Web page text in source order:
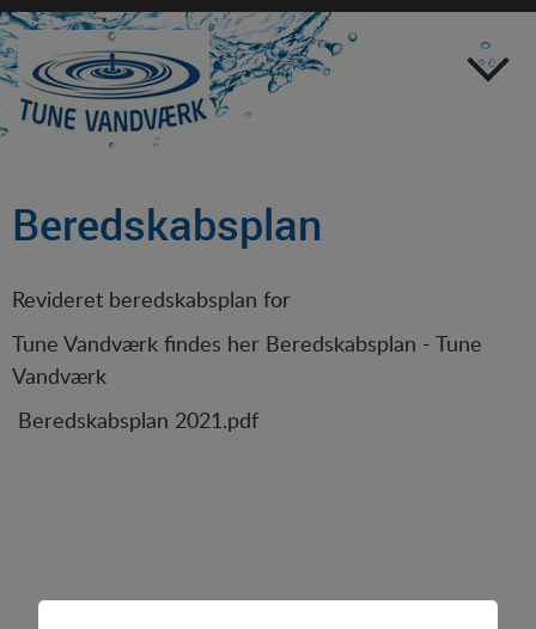
Selvbetjening
Vejledning
Flyttemeddelelser
Til- og framelding
SMS-tilmelding
Bestyrelse
Daglig ledelse
Vedtægter
Regulativ
Beredskabsplan
Revideret beredskabsplan for
Tune Vandværk findes her Beredskabsplan - Tune
Vandværk
Beredskabsplan 2021.pdf